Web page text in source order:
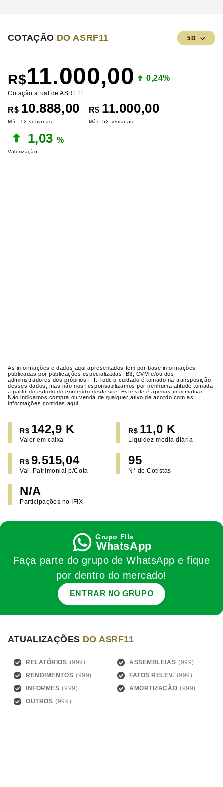
COTAÇÃO DO ASRF11 5D
R$11.000,00 0,24%
Cotação atual de ASRF11
R$ 10.888,00
Mín. 52 semanas
R$ 11.000,00
Máx. 52 semanas
1,03%
Valorização
As informações e dados aqui apresentados tem por base informações
publicadas por publicações especializadas, B3, CVM e/ou dos
administradores dos próprios FII. Todo o cuidado é tomado na transposição
desses dados, mas não nos responsabilizamos por nenhuma atitude tomada
a partir do estudo do conteúdo deste site. Este site é apenas informativo.
Não indicamos compra ou venda de qualquer ativo de acordo com as
informações contidas aqui.
R$ 142,9 K
Valor em caixa
R$ 11,0 K
Liquidez média diária
R$ 9.515,04
Val. Patrimonial p/Cota
95
N° de Cotistas
N/A
Participações no IFIX
WhatsApp
Faça parte do grupo de WhatsApp e fique
por dentro do mercado!
ENTRAR NO GRUPO
ATUALIZAÇÕES DO ASRF11
RELATÓRIOS
ASSEMBLEIAS
RENDIMENTOS
FATOS RELEV.
INFORMES
AMORTIZAÇÃO
OUTROS